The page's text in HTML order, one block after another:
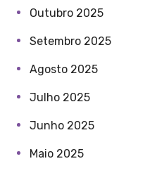
Outubro 2025
Setembro 2025
Agosto 2025
Julho 2025
Junho 2025
Maio 2025